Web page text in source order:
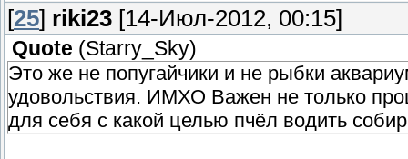
[25] riki23 [14-Июл-2012, 00:15]
Quote (Starry_Sky)
Это же не попугайчики и не рыбки
удовольствия. ИМХО Важен не только
для себя с какой целью пчёл водить